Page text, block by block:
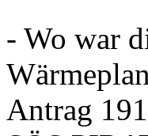
- Wo war
Antrag